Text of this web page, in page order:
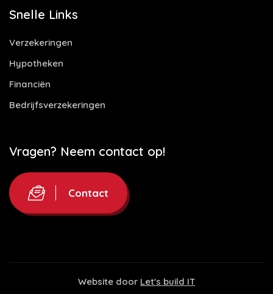
Snelle Links
Verzekeringen
Hypotheken
Financiën
Bedrijfsverzekeringen
Vragen? Neem contact op!
Contact
Website door Let's build IT